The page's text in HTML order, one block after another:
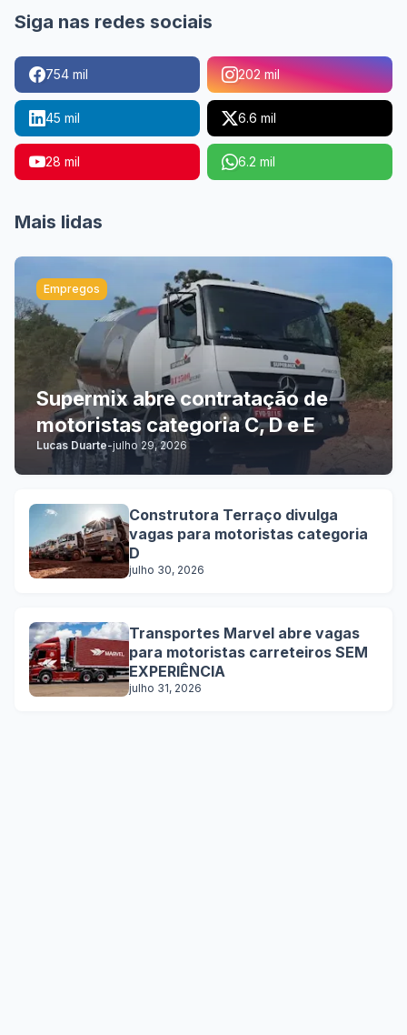
Siga nas redes sociais
754 mil 202 mil
45 mil 6.6 mil
28 mil 6.2 mil
Mais lidas
Empregos
Supermix abre contratação de
motoristas categoria C, D e E
Lucas Duarte-julho 29, 2026
Construtora Terraço divulga
vagas para motoristas categoria
D
julho 30, 2026
Transportes Marvel abre vagas
para motoristas carreteiros SEM
EXPERIÊNCIA
julho 31, 2026